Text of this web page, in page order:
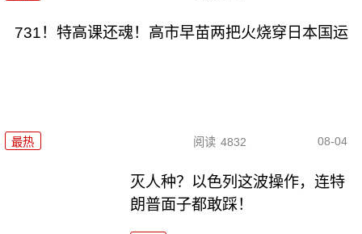
731！特高课还魂！高市早苗两把火烧穿日本国运
最热 阅读 4832 08-04
灭人种？以色列这波操作，连特
朗普面子都敢踩！